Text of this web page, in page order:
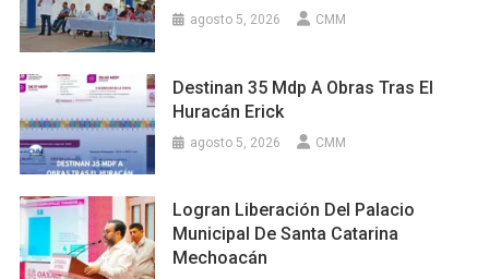
agosto 5, 2026 CMM
Destinan 35 Mdp A Obras Tras El
Huracán Erick
agosto 5, 2026 CMM
Logran Liberación Del Palacio
Municipal De Santa Catarina
Mechoacán